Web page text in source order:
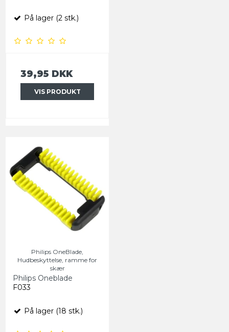
På lager (2 stk.)
39,95 DKK
VIS PRODUKT
Philips OneBlade,
Hudbeskyttelse, ramme for
skær
Philips Oneblade
F033
På lager (18 stk.)